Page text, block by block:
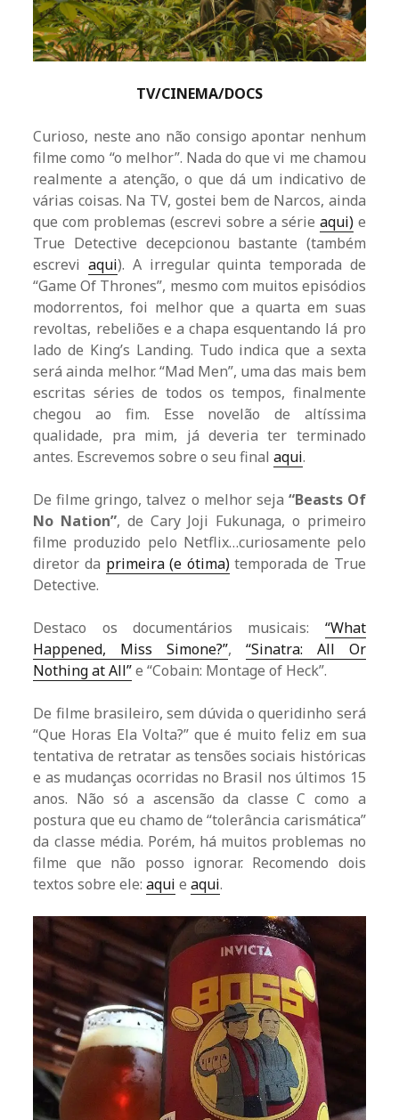
TV/CINEMA/DOCS
Curioso, neste ano não consigo apontar nenhum
filme como “o melhor”. Nada do que vi me chamou
realmente a atenção, o que dá um indicativo de
várias coisas. Na TV, gostei bem de Narcos, ainda
que com problemas (escrevi sobre a série aqui)e
True Detective decepcionou bastante (também
escreviaqui). A irregular quinta temporada de
“Game Of Thrones”, mesmo com muitos episódios
modorrentos, foi melhor que a quarta em suas
revoltas, rebeliões e a chapa esquentando lá pro
lado de King’s Landing. Tudo indica que a sexta
será ainda melhor. “Mad Men”, uma das mais bem
escritas séries de todos os tempos, finalmente
chegou ao fim. Esse novelão de altíssima
qualidade, pra mim, já deveria ter terminado
antes. Escrevemos sobre o seu finalaqui.
De filme gringo, talvez o melhor seja “Beasts Of
No Nation”, de Cary Joji Fukunaga, o primeiro
filme produzido pelo Netflix…curiosamente pelo
diretor da primeira (e ótima)temporada de True
Detective.
Destaco os documentários musicais: “What
Happened, Miss Simone?”, “Sinatra: All Or
Nothing at All”e “Cobain: Montage of Heck”.
De filme brasileiro, sem dúvida o queridinho será
“Que Horas Ela Volta?” que é muito feliz em sua
tentativa de retratar as tensões sociais históricas
e as mudanças ocorridas no Brasil nos últimos 15
anos. Não só a ascensão da classe C como a
postura que eu chamo de “tolerância carismática”
da classe média. Porém, há muitos problemas no
filme que não posso ignorar. Recomendo dois
textos sobre ele:aqui eaqui.